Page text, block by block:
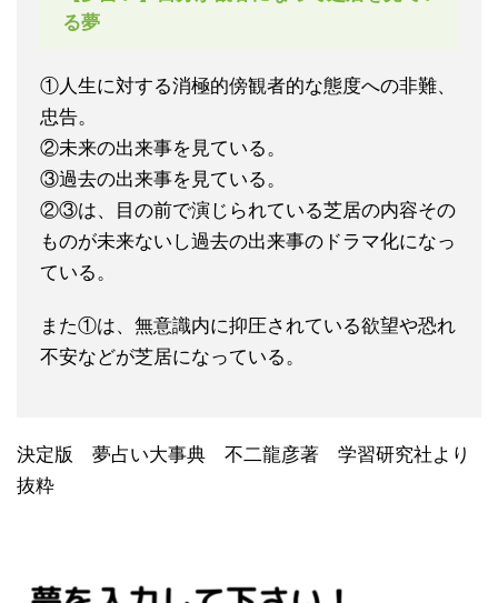
る夢
①人生に対する消極的傍観者的な態度への非難、
忠告。
②未来の出来事を見ている。
③過去の出来事を見ている。
②③は、目の前で演じられている芝居の内容その
ものが未来ないし過去の出来事のドラマ化になっ
ている。
また①は、無意識内に抑圧されている欲望や恐れ
不安などが芝居になっている。
決定版 夢占い大事典 不二龍彦著 学習研究社より
抜粋